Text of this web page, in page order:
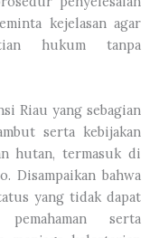
kejelasan agar
hukum tanpa
Riau yang sebagian
serta kebijakan
hutan, termasuk di
Disampaikan bahwa
yang tidak dapat
serta